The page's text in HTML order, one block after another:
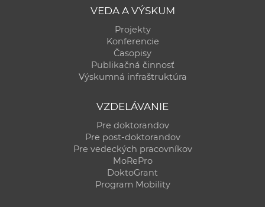
VEDA A VÝSKUM
Projekty
Konferencie
Časopisy
Publikačná činnosť
Výskumná infraštruktúra
VZDELÁVANIE
Pre doktorandov
Pre post-doktorandov
Pre vedeckých pracovníkov
MoRePro
DoktoGrant
Program Mobility